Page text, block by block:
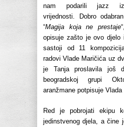
nam podarili jazz
vrijednosti. Dobro
“Magija koja ne prestaje
opisuje zašto je ovo djelo
sastoji od 11
radovi Vlade Maričića uz
je Tanja proslavila još
beogradskoj grupi
aranžmane potpisuje Vlada
Red je pobrojati ekipu
jedinstvenog djela, a čine